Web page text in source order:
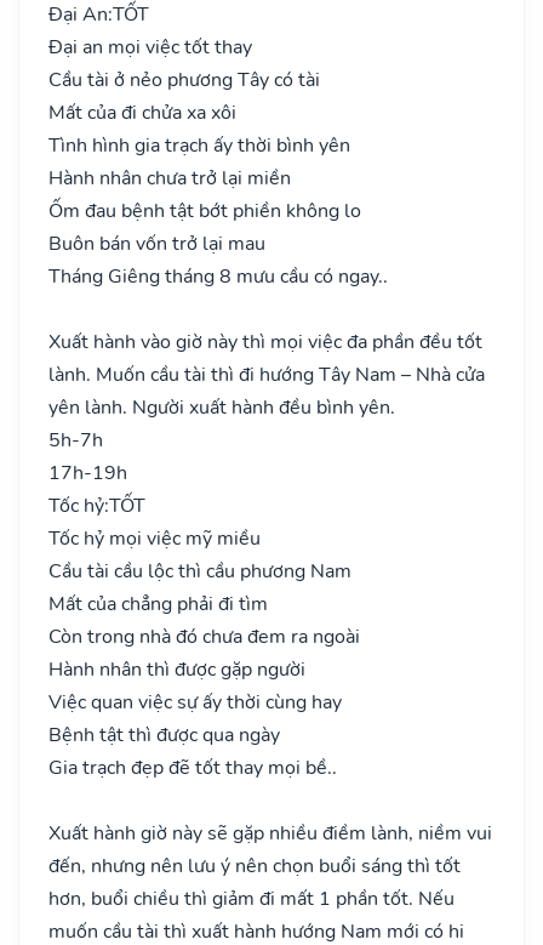
Đại An:TỐT
Đại an mọi việc tốt thay
Cầu tài ở nẻo phương Tây có tài
Mất của đi chửa xa xôi
Tình hình gia trạch ấy thời bình yên
Hành nhân chưa trở lại miền
Ốm đau bệnh tật bớt phiền không lo
Buôn bán vốn trở lại mau
Tháng Giêng tháng 8 mưu cầu có ngay..
Xuất hành vào giờ này thì mọi việc đa phần đều tốt
lành. Muốn cầu tài thì đi hướng Tây Nam – Nhà cửa
yên lành. Người xuất hành đều bình yên.
5h-7h
17h-19h
Tốc hỷ:TỐT
Tốc hỷ mọi việc mỹ miều
Cầu tài cầu lộc thì cầu phương Nam
Mất của chẳng phải đi tìm
Còn trong nhà đó chưa đem ra ngoài
Hành nhân thì được gặp người
Việc quan việc sự ấy thời cùng hay
Bệnh tật thì được qua ngày
Gia trạch đẹp đẽ tốt thay mọi bề..
Xuất hành giờ này sẽ gặp nhiều điềm lành, niềm vui
đến, nhưng nên lưu ý nên chọn buổi sáng thì tốt
hơn, buổi chiều thì giảm đi mất 1 phần tốt. Nếu
muốn cầu tài thì xuất hành hướng Nam mới có hi